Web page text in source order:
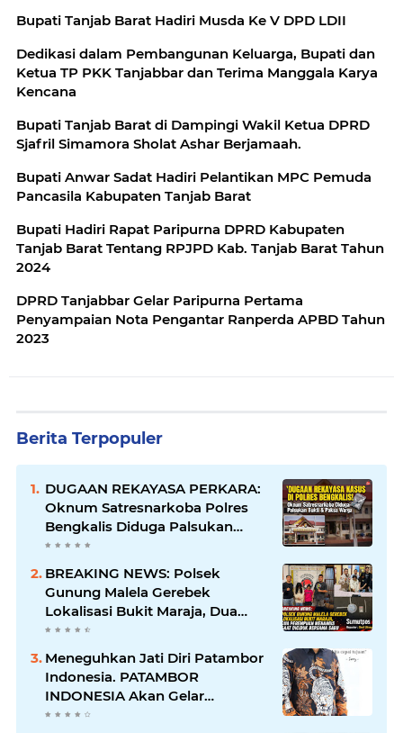
Bupati Tanjab Barat Hadiri Musda Ke V DPD LDII
Dedikasi dalam Pembangunan Keluarga, Bupati dan
Ketua TP PKK Tanjabbar dan Terima Manggala Karya
Kencana
Bupati Tanjab Barat di Dampingi Wakil Ketua DPRD
Sjafril Simamora Sholat Ashar Berjamaah.
Bupati Anwar Sadat Hadiri Pelantikan MPC Pemuda
Pancasila Kabupaten Tanjab Barat
Bupati Hadiri Rapat Paripurna DPRD Kabupaten
Tanjab Barat Tentang RPJPD Kab. Tanjab Barat Tahun
2024
DPRD Tanjabbar Gelar Paripurna Pertama
Penyampaian Nota Pengantar Ranperda APBD Tahun
2023
Berita Terpopuler
DUGAAN REKAYASA PERKARA:
Oknum Satresnarkoba Polres
Bengkalis Diduga Palsukan
Barang Bukti Hingga Paksa
BREAKING NEWS: Polsek
Gunung Malela Gerebek
Lokalisasi Bukit Maraja, Dua
Perempuan Menangis Saat
Diciduk Bersama Sabu
Meneguhkan Jati Diri Patambor
Indonesia. PATAMBOR
INDONESIA Akan Gelar
RAKERNAS II Di Jakarta.